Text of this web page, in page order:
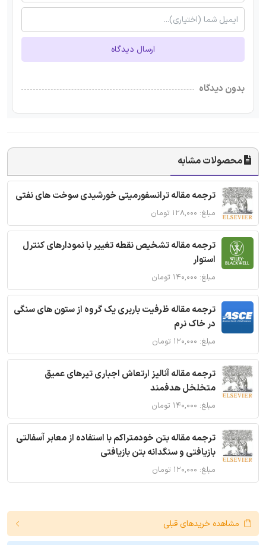
ارسال دیدگاه
بدون دیدگاه
محصولات مشابه
ترجمه مقاله ترانسفورمیتی خورشیدی سوخت های نفتی
مبلغ: ۱۲۸,۰۰۰ تومان
ترجمه مقاله تشخیص نقطه تغییر با نمودارهای کنترل
استوار
مبلغ: ۱۴۰,۰۰۰ تومان
ترجمه مقاله ظرفیت باربری یک گروه از ستون های سنگی
در خاک نرم
مبلغ: ۱۲۰,۰۰۰ تومان
ترجمه مقاله آنالیز ارتعاش اجباری تیرهای عمیق
متخلخل هدفمند
مبلغ: ۱۴۰,۰۰۰ تومان
ترجمه مقاله بتن خودمتراکم با استفاده از معابر آسفالتی
بازیافتی و سنگدانه بتن بازیافتی
مبلغ: ۱۲۰,۰۰۰ تومان
مشاهده خریدهای قبلی